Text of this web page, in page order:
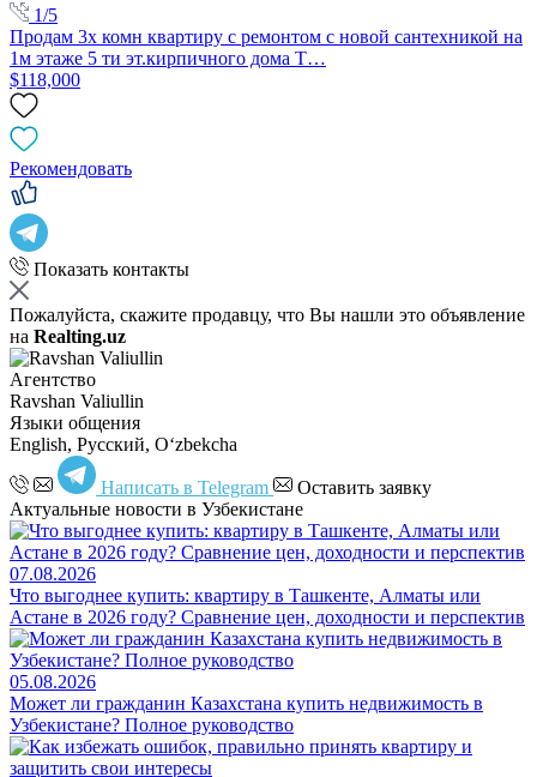
1/5
Продам 3х комн квартиру с ремонтом с новой сантехникой на
1м этаже 5 ти эт.кирпичного дома Т…
$118,000
Рекомендовать
Показать контакты
Пожалуйста, скажите продавцу, что Вы нашли это объявление
на Realting.uz
Агентство
Ravshan Valiullin
Языки общения
English, Русский, Oʻzbekcha
Написать в Telegram
Оставить заявку
Актуальные новости в Узбекистане
07.08.2026
Что выгоднее купить: квартиру в Ташкенте, Алматы или
Астане в 2026 году? Сравнение цен, доходности и перспектив
05.08.2026
Может ли гражданин Казахстана купить недвижимость в
Узбекистане? Полное руководство